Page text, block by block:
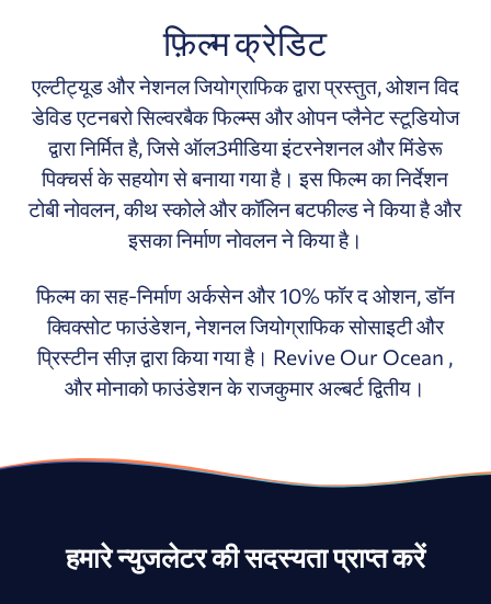
फ़िल्म क्रेडिट
एल्टीट्यूड और नेशनल जियोग्राफिक द्वारा प्रस्तुत, ओशन विद
डेविड एटनबरो सिल्वरबैक फिल्म्स और ओपन प्लैनेट स्टूडियोज
द्वारा निर्मित है, जिसे ऑल3मीडिया इंटरनेशनल और मिंडेरू
पिक्चर्स के सहयोग से बनाया गया है। इस फिल्म का निर्देशन
टोबी नोवलन, कीथ स्कोले और कॉलिन बटफील्ड ने किया है और
इसका निर्माण नोवलन ने किया है।
फिल्म का सह-निर्माण अर्कसेन और 10% फॉर द ओशन, डॉन
क्विक्सोट फाउंडेशन, नेशनल जियोग्राफिक सोसाइटी और
प्रिस्टीन सीज़ द्वारा किया गया है। Revive Our Ocean ,
और मोनाको फाउंडेशन के राजकुमार अल्बर्ट द्वितीय।
हमारे न्युजलेटर की सदस्यता प्राप्त करें